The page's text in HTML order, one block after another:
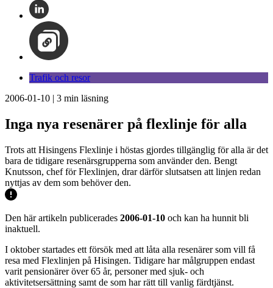
Trafik och resor
2006-01-10 | 3 min läsning
Inga nya resenärer på flexlinje för alla
Trots att Hisingens Flexlinje i höstas gjordes tillgänglig för alla är det
bara de tidigare resenärsgrupperna som använder den. Bengt
Knutsson, chef för Flexlinjen, drar därför slutsatsen att linjen redan
nyttjas av dem som behöver den.
Den här artikeln publicerades 2006-01-10 och kan ha hunnit bli
inaktuell.
I oktober startades ett försök med att låta alla resenärer som vill få
resa med Flexlinjen på Hisingen. Tidigare har målgruppen endast
varit pensionärer över 65 år, personer med sjuk- och
aktivitetsersättning samt de som har rätt till vanlig färdtjänst.